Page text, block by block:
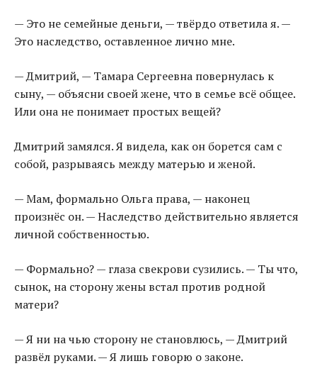
— Это не семейные деньги, — твёрдо ответила я. —
Это наследство, оставленное лично мне.
— Дмитрий, — Тамара Сергеевна повернулась к
сыну, — объясни своей жене, что в семье всё общее.
Или она не понимает простых вещей?
Дмитрий замялся. Я видела, как он борется сам с
собой, разрываясь между матерью и женой.
— Мам, формально Ольга права, — наконец
произнёс он. — Наследство действительно является
личной собственностью.
— Формально? — глаза свекрови сузились. — Ты что,
сынок, на сторону жены встал против родной
матери?
— Я ни на чью сторону не становлюсь, — Дмитрий
развёл руками. — Я лишь говорю о законе.